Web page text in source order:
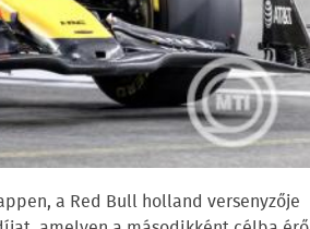
a Red Bull holland versenyzője